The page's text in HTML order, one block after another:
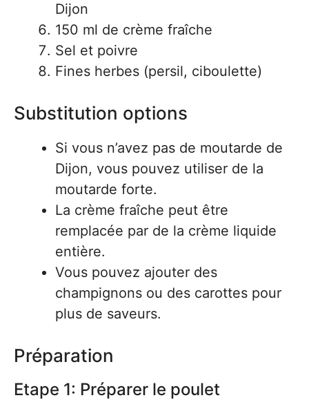
Dijon
150 ml de crème fraîche
Sel et poivre
Fines herbes (persil, ciboulette)
Substitution options
Si vous n’avez pas de moutarde de
Dijon, vous pouvez utiliser de la
moutarde forte.
La crème fraîche peut être
remplacée par de la crème liquide
entière.
Vous pouvez ajouter des
champignons ou des carottes pour
plus de saveurs.
Préparation
Etape 1: Préparer le poulet